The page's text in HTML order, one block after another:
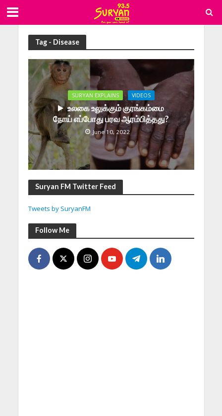
Tag - Disease
SURYAN EXPLAINS VIDEOS
உலகை உலுக்கும் குரங்கம்மை
நோய் எப்போது பரவ ஆரம்பித்தது?
June 10, 2022
Suryan FM Twitter Feed
Tweets by SuryanFM
Follow Me